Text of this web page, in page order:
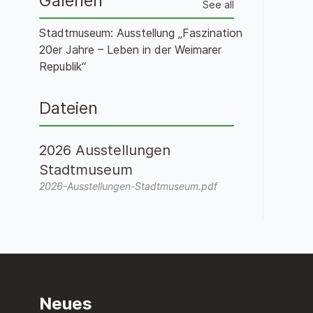
See all
Stadtmuseum: Ausstellung „Faszination
20er Jahre – Leben in der Weimarer
Republik“
Dateien
2026 Ausstellungen
Stadtmuseum
2026-Ausstellungen-Stadtmuseum.pdf
Neues